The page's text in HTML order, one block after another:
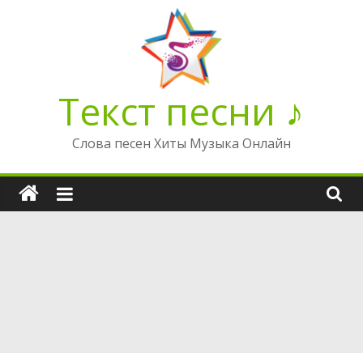
Текст песни ♪
Слова песен Хиты Музыка Онлайн